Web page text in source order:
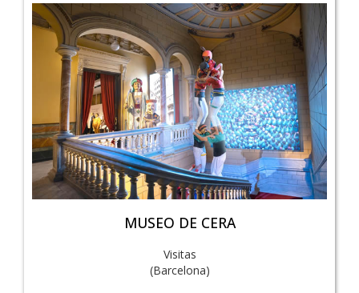
MUSEO DE CERA
Visitas
(Barcelona)